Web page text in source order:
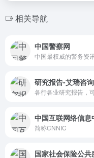
相关导航
中国警察网
研究报告-艾瑞咨询
中国互联网络信息
简称CNNIC